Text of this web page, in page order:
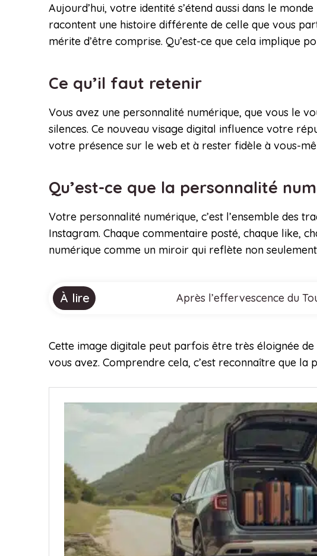
Aujourd’hui, votre identité s’étend aussi dans le
racontent une histoire différente de celle que vous
mérite d’être comprise. Qu’est-ce que cela implique
Ce qu’il faut retenir
Vous avez une personnalité numérique, que vous le
silences. Ce nouveau visage digital influence votre
votre présence sur le web et à rester fidèle à vous-
Qu’est-ce que la personnalité
Votre personnalité numérique, c’est l’ensemble des
Instagram. Chaque commentaire posté, chaque like,
numérique comme un miroir qui reflète non
À lire Après l’effervescence du
Cette image digitale peut parfois être très éloignée
vous avez. Comprendre cela, c’est reconnaître que